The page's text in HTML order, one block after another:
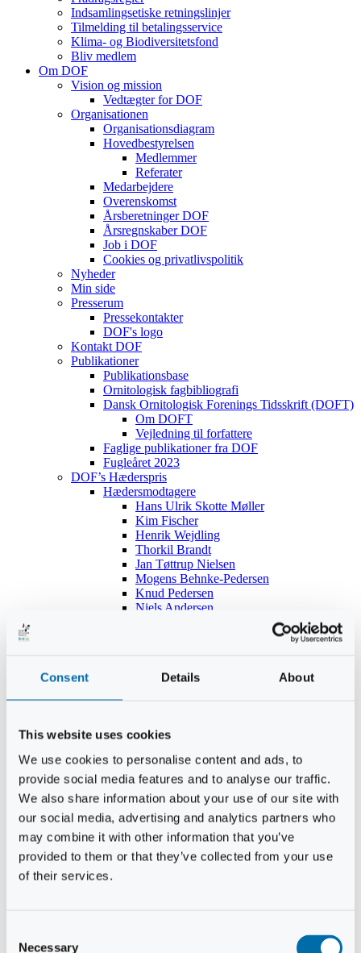
Consent Details About
This website uses cookies
We use cookies to personalise content and ads, to
provide social media features and to analyse our traffic.
We also share information about your use of our site with
our social media, advertising and analytics partners who
may combine it with other information that you’ve
provided to them or that they’ve collected from your use
of their services.
Necessary
Indsamlingsetiske retningslinjer
Tilmelding til betalingsservice
Klima- og Biodiversitetsfond
Bliv medlem
Om DOF
Vision og mission
Vedtægter for DOF
Organisationen
Organisationsdiagram
Hovedbestyrelsen
Medlemmer
Referater
Medarbejdere
Overenskomst
Årsberetninger DOF
Årsregnskaber DOF
Job i DOF
Cookies og privatlivspolitik
Nyheder
Min side
Presserum
Pressekontakter
DOF's logo
Kontakt DOF
Publikationer
Publikationsbase
Ornitologisk fagbibliografi
Dansk Ornitologisk Forenings Tidsskrift (DOFT)
Om DOFT
Vejledning til forfattere
Faglige publikationer fra DOF
Fugleåret 2023
DOF’s Hæderspris
Hædersmodtagere
Hans Ulrik Skotte Møller
Kim Fischer
Henrik Wejdling
Thorkil Brandt
Jan Tøttrup Nielsen
Mogens Behnke-Pedersen
Knud Pedersen
Niels Andersen
Christian Hjorth
Niels Thomas Rosenberg
Benny Gensbøl
Bent Jakobsen
Svend Andersen
Bent Wigh
Jens-Kjeld Jensen
Jon Fjeldså
William Carøe Aarestrup
Erik Mølgaard